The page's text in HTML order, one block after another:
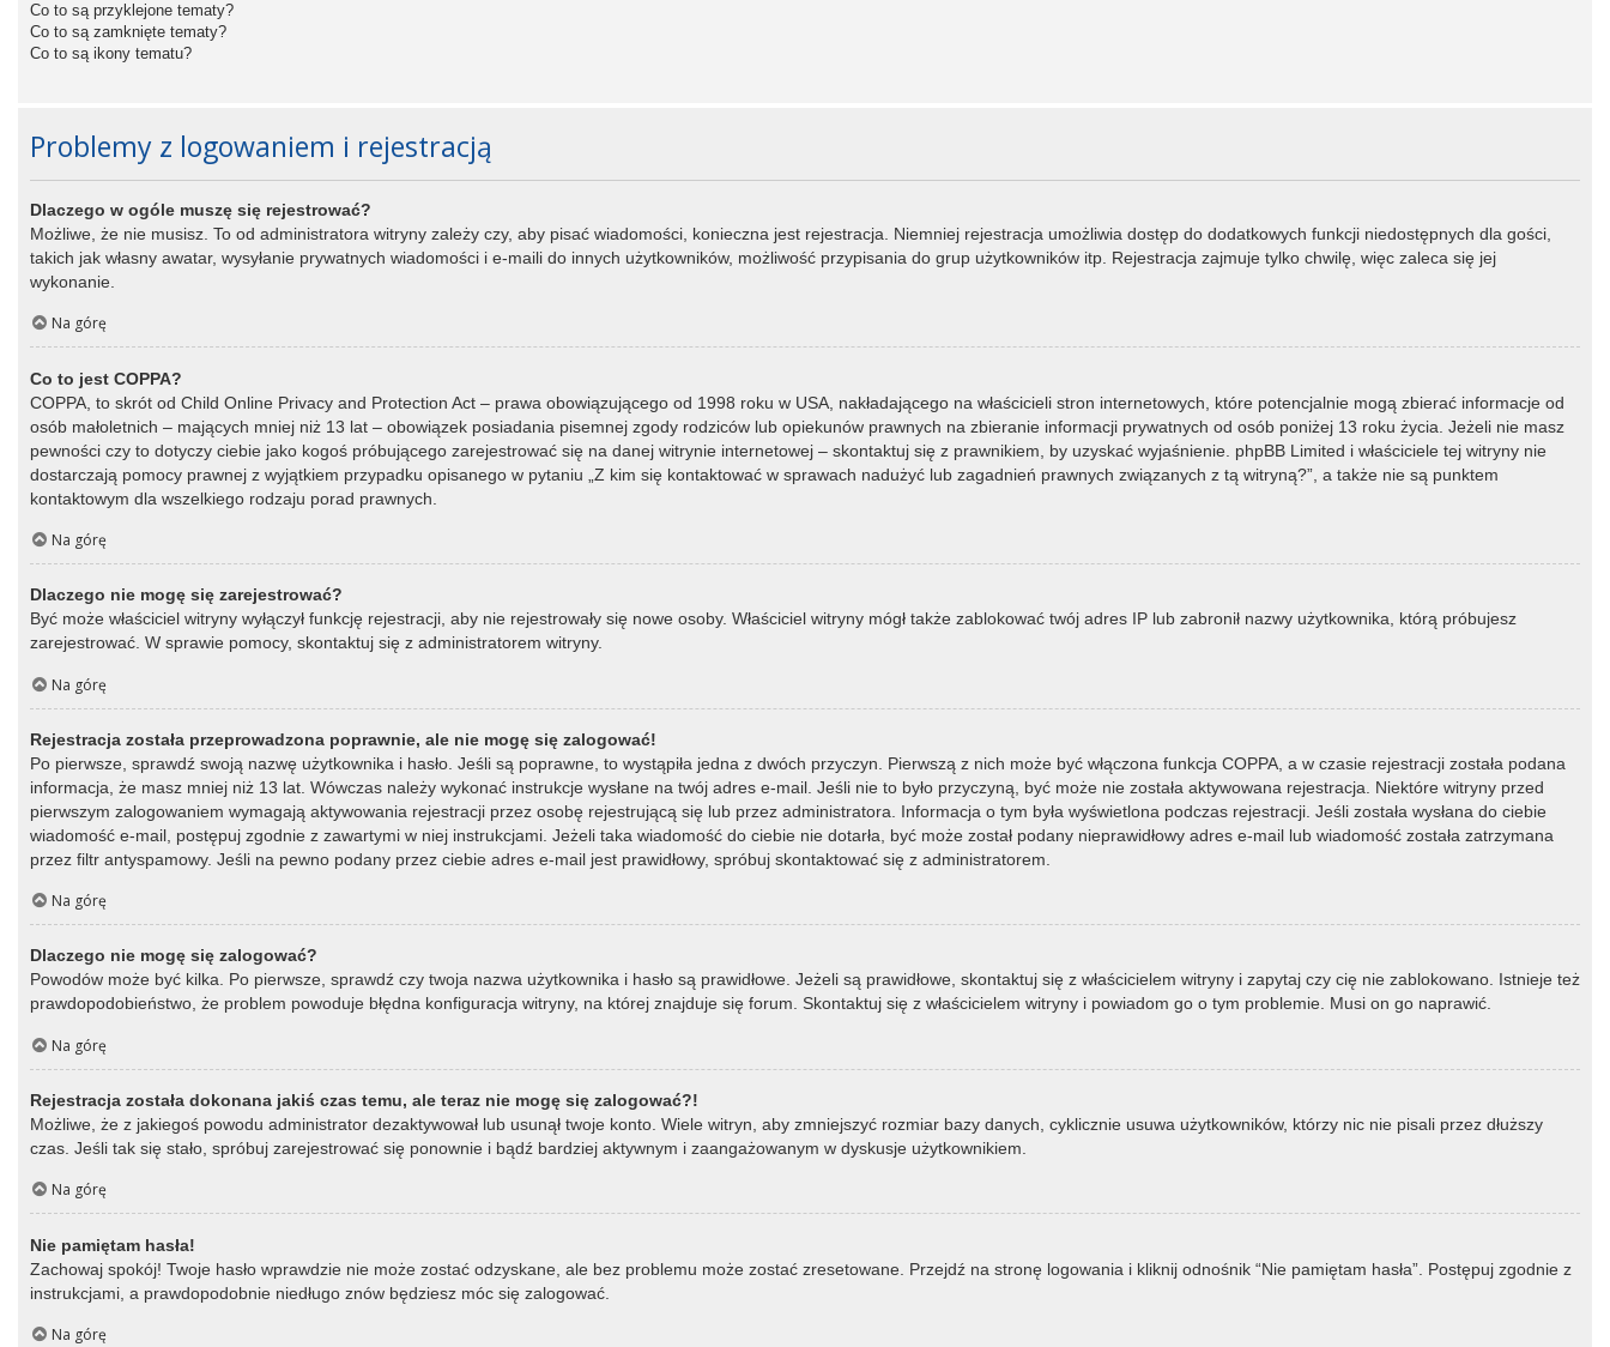
Co to są przyklejone tematy?
Co to są zamknięte tematy?
Co to są ikony tematu?
Problemy z logowaniem i rejestracją
Dlaczego w ogóle muszę się rejestrować?
Możliwe, że nie musisz. To od administratora witryny zależy czy, aby pisać wiadomości, konieczna jest rejestracja. Niemniej rejestracja umożliwia dostęp do dodatkowych funkcji niedostępnych dla gości,
takich jak własny awatar, wysyłanie prywatnych wiadomości i e-maili do innych użytkowników, możliwość przypisania do grup użytkowników itp. Rejestracja zajmuje tylko chwilę, więc zaleca się jej
wykonanie.
Na górę
Co to jest COPPA?
COPPA, to skrót od Child Online Privacy and Protection Act – prawa obowiązującego od 1998 roku w USA, nakładającego na właścicieli stron internetowych, które potencjalnie mogą zbierać informacje od
osób małoletnich – mających mniej niż 13 lat – obowiązek posiadania pisemnej zgody rodziców lub opiekunów prawnych na zbieranie informacji prywatnych od osób poniżej 13 roku życia. Jeżeli nie masz
pewności czy to dotyczy ciebie jako kogoś próbującego zarejestrować się na danej witrynie internetowej – skontaktuj się z prawnikiem, by uzyskać wyjaśnienie. phpBB Limited i właściciele tej witryny nie
dostarczają pomocy prawnej z wyjątkiem przypadku opisanego w pytaniu „Z kim się kontaktować w sprawach nadużyć lub zagadnień prawnych związanych z tą witryną?”, a także nie są punktem
kontaktowym dla wszelkiego rodzaju porad prawnych.
Na górę
Dlaczego nie mogę się zarejestrować?
Być może właściciel witryny wyłączył funkcję rejestracji, aby nie rejestrowały się nowe osoby. Właściciel witryny mógł także zablokować twój adres IP lub zabronił nazwy użytkownika, którą próbujesz
zarejestrować. W sprawie pomocy, skontaktuj się z administratorem witryny.
Na górę
Rejestracja została przeprowadzona poprawnie, ale nie mogę się zalogować!
Po pierwsze, sprawdź swoją nazwę użytkownika i hasło. Jeśli są poprawne, to wystąpiła jedna z dwóch przyczyn. Pierwszą z nich może być włączona funkcja COPPA, a w czasie rejestracji została podana
informacja, że masz mniej niż 13 lat. Wówczas należy wykonać instrukcje wysłane na twój adres e-mail. Jeśli nie to było przyczyną, być może nie została aktywowana rejestracja. Niektóre witryny przed
pierwszym zalogowaniem wymagają aktywowania rejestracji przez osobę rejestrującą się lub przez administratora. Informacja o tym była wyświetlona podczas rejestracji. Jeśli została wysłana do ciebie
wiadomość e-mail, postępuj zgodnie z zawartymi w niej instrukcjami. Jeżeli taka wiadomość do ciebie nie dotarła, być może został podany nieprawidłowy adres e-mail lub wiadomość została zatrzymana
przez filtr antyspamowy. Jeśli na pewno podany przez ciebie adres e-mail jest prawidłowy, spróbuj skontaktować się z administratorem.
Na górę
Dlaczego nie mogę się zalogować?
Powodów może być kilka. Po pierwsze, sprawdź czy twoja nazwa użytkownika i hasło są prawidłowe. Jeżeli są prawidłowe, skontaktuj się z właścicielem witryny i zapytaj czy cię nie zablokowano. Istnieje też
prawdopodobieństwo, że problem powoduje błędna konfiguracja witryny, na której znajduje się forum. Skontaktuj się z właścicielem witryny i powiadom go o tym problemie. Musi on go naprawić.
Na górę
Rejestracja została dokonana jakiś czas temu, ale teraz nie mogę się zalogować?!
Możliwe, że z jakiegoś powodu administrator dezaktywował lub usunął twoje konto. Wiele witryn, aby zmniejszyć rozmiar bazy danych, cyklicznie usuwa użytkowników, którzy nic nie pisali przez dłuższy
czas. Jeśli tak się stało, spróbuj zarejestrować się ponownie i bądź bardziej aktywnym i zaangażowanym w dyskusje użytkownikiem.
Na górę
Nie pamiętam hasła!
Zachowaj spokój! Twoje hasło wprawdzie nie może zostać odzyskane, ale bez problemu może zostać zresetowane. Przejdź na stronę logowania i kliknij odnośnik “Nie pamiętam hasła”. Postępuj zgodnie z
instrukcjami, a prawdopodobnie niedługo znów będziesz móc się zalogować.
Na górę